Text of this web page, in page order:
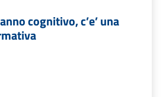
cognitivo, c’e’ una